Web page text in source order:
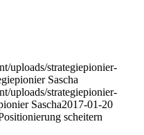
uploads/strategiepionier-
Sascha
uploads/strategiepionier-
Sascha2017-01-20
scheitern